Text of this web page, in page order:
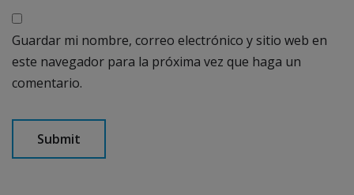
Guardar mi nombre, correo electrónico y sitio web en
este navegador para la próxima vez que haga un
comentario.